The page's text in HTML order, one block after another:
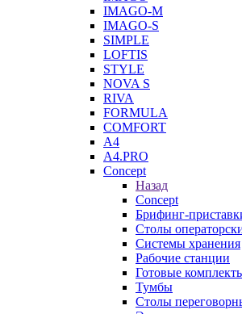
IMAGO-M
IMAGO-S
SIMPLE
LOFTIS
STYLE
NOVA S
RIVA
FORMULA
COMFORT
A4
A4.PRO
Concept
Назад
Concept
Брифинг-
Столы
Системы хранения
Рабочие станции
Готовые
Тумбы
Столы